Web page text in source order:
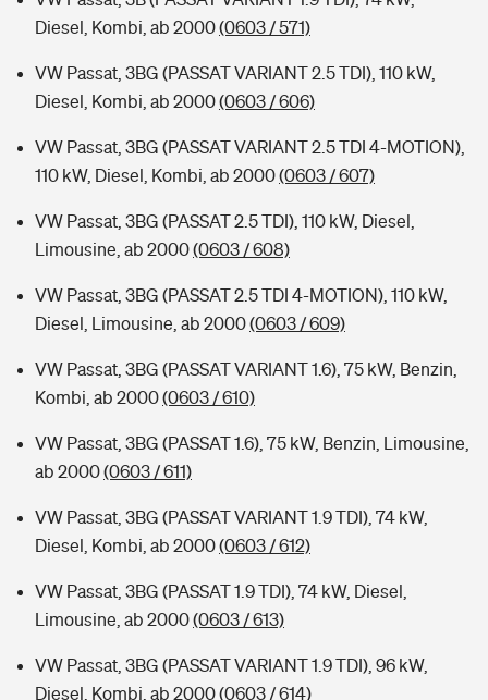
Diesel, Kombi, ab 2000(0603 / 571)
VW Passat, 3BG (PASSAT VARIANT 2.5 TDI), 110 kW,
Diesel, Kombi, ab 2000(0603 / 606)
VW Passat, 3BG (PASSAT VARIANT 2.5 TDI 4-MOTION),
110 kW, Diesel, Kombi, ab 2000(0603 / 607)
VW Passat, 3BG (PASSAT 2.5 TDI), 110 kW, Diesel,
Limousine, ab 2000(0603 / 608)
VW Passat, 3BG (PASSAT 2.5 TDI 4-MOTION), 110 kW,
Diesel, Limousine, ab 2000(0603 / 609)
VW Passat, 3BG (PASSAT VARIANT 1.6), 75 kW, Benzin,
Kombi, ab 2000(0603 / 610)
VW Passat, 3BG (PASSAT 1.6), 75 kW, Benzin, Limousine,
ab 2000(0603 / 611)
VW Passat, 3BG (PASSAT VARIANT 1.9 TDI), 74 kW,
Diesel, Kombi, ab 2000(0603 / 612)
VW Passat, 3BG (PASSAT 1.9 TDI), 74 kW, Diesel,
Limousine, ab 2000(0603 / 613)
VW Passat, 3BG (PASSAT VARIANT 1.9 TDI), 96 kW,
Diesel, Kombi, ab 2000(0603 / 614)